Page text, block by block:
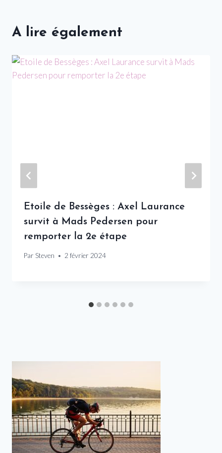
A lire également
Etoile de Bessèges : Axel Laurance
survit à Mads Pedersen pour
remporter la 2e étape
Par Steven 2 février 2024